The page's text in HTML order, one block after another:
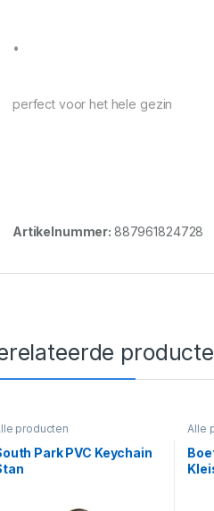
•
perfect voor het hele gezin
Artikelnummer: 887961824728
producten
Park PVC Keychain
Alle